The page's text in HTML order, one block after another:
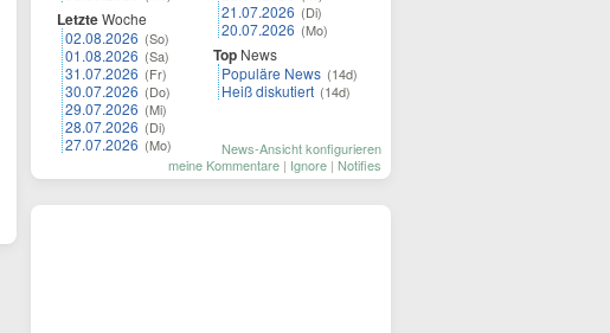
LetzteWoche
02.08.2026 (So)
01.08.2026 (Sa)
31.07.2026 (Fr)
30.07.2026 (Do)
29.07.2026 (Mi)
28.07.2026 (Di)
27.07.2026 (Mo)
21.07.2026 (Di)
20.07.2026 (Mo)
Top News
Populäre News (14d)
Heiß diskutiert (14d)
News-Ansicht konfigurieren
meine Kommentare | Ignore | Notifies